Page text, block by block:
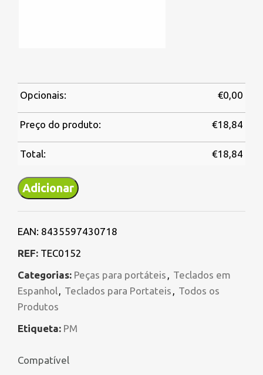
Opcionais: €0,00
Preço do produto: €18,84
Total: €18,84
Adicionar
EAN: 8435597430718
REF: TEC0152
Categorias: Peças para portáteis , Teclados em
Espanhol, Teclados para Portateis , Todos os
Produtos
Etiqueta: PM
Compatível